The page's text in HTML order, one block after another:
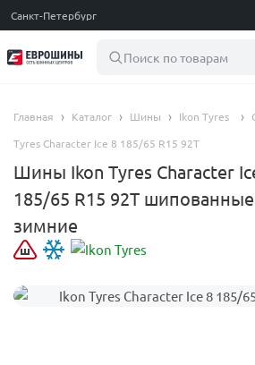
Санкт-Петербург
Поиск по товарам
Главная Каталог Шины Ikon Tyres
Tyres Character Ice 8 185/65 R15 92T
Шины Ikon Tyres Character
185/65 R15 92T шипованные
зимние